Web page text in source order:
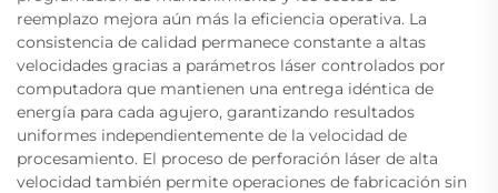
reemplazo mejora aún más la eficiencia operativa. La
consistencia de calidad permanece constante a altas
velocidades gracias a parámetros láser controlados por
computadora que mantienen una entrega idéntica de
energía para cada agujero, garantizando resultados
uniformes independientemente de la velocidad de
procesamiento. El proceso de perforación láser de alta
velocidad también permite operaciones de fabricación sin